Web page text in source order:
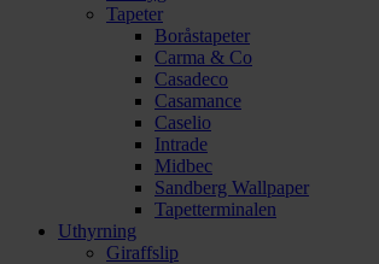
Tapeter
Boråstapeter
Carma & Co
Casadeco
Casamance
Caselio
Intrade
Midbec
Sandberg Wallpaper
Tapetterminalen
Uthyrning
Giraffslip